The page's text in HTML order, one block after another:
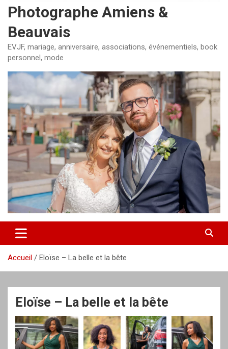
Photographe Amiens &
Beauvais
EVJF, mariage, anniversaire, associations, événementiels, book
personnel, mode
Accueil Eloïse – La belle et la bête
Eloïse – La belle et la bête